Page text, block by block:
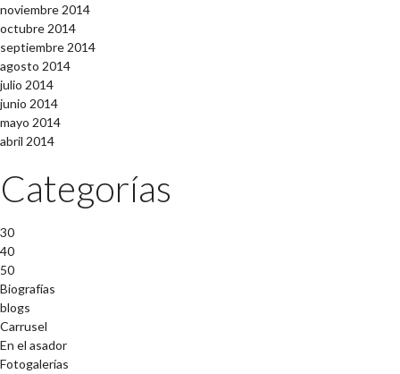
noviembre 2014
octubre 2014
septiembre 2014
agosto 2014
julio 2014
junio 2014
mayo 2014
abril 2014
Categorías
30
40
50
Biografías
blogs
Carrusel
En el asador
Fotogalerías